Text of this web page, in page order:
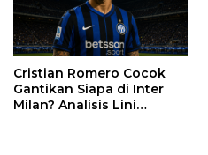
Cristian Romero Cocok
Gantikan Siapa di Inter
Milan? Analisis Lini